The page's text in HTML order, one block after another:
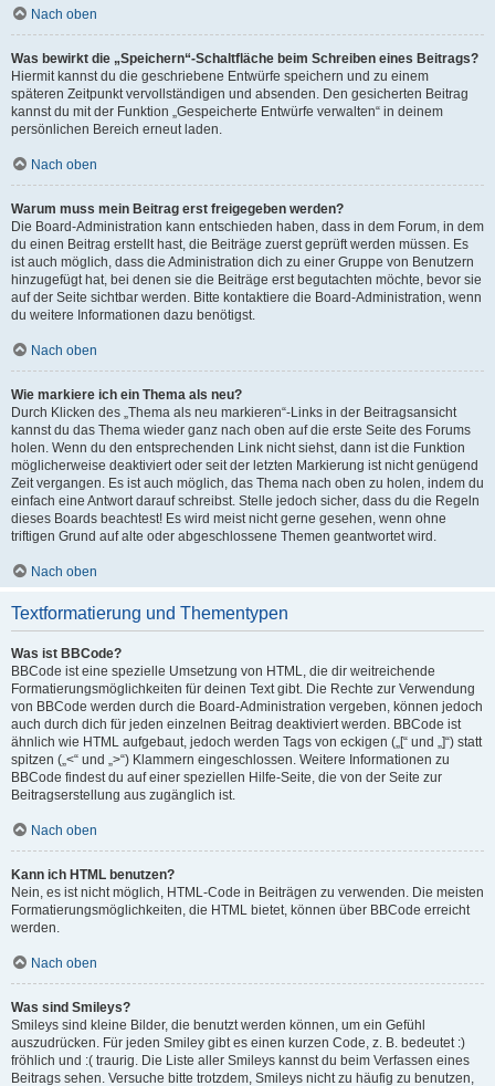
Nach oben
Was bewirkt die „Speichern“-Schaltfläche beim Schreiben eines Beitrags?
Hiermit kannst du die geschriebene Entwürfe speichern und zu einem
späteren Zeitpunkt vervollständigen und absenden. Den gesicherten Beitrag
kannst du mit der Funktion „Gespeicherte Entwürfe verwalten“ in deinem
persönlichen Bereich erneut laden.
Nach oben
Warum muss mein Beitrag erst freigegeben werden?
Die Board-Administration kann entschieden haben, dass in dem Forum, in dem
du einen Beitrag erstellt hast, die Beiträge zuerst geprüft werden müssen. Es
ist auch möglich, dass die Administration dich zu einer Gruppe von Benutzern
hinzugefügt hat, bei denen sie die Beiträge erst begutachten möchte, bevor sie
auf der Seite sichtbar werden. Bitte kontaktiere die Board-Administration, wenn
du weitere Informationen dazu benötigst.
Nach oben
Wie markiere ich ein Thema als neu?
Durch Klicken des „Thema als neu markieren“-Links in der Beitragsansicht
kannst du das Thema wieder ganz nach oben auf die erste Seite des Forums
holen. Wenn du den entsprechenden Link nicht siehst, dann ist die Funktion
möglicherweise deaktiviert oder seit der letzten Markierung ist nicht genügend
Zeit vergangen. Es ist auch möglich, das Thema nach oben zu holen, indem du
einfach eine Antwort darauf schreibst. Stelle jedoch sicher, dass du die Regeln
dieses Boards beachtest! Es wird meist nicht gerne gesehen, wenn ohne
triftigen Grund auf alte oder abgeschlossene Themen geantwortet wird.
Nach oben
Textformatierung und Thementypen
Was ist BBCode?
BBCode ist eine spezielle Umsetzung von HTML, die dir weitreichende
Formatierungsmöglichkeiten für deinen Text gibt. Die Rechte zur Verwendung
von BBCode werden durch die Board-Administration vergeben, können jedoch
auch durch dich für jeden einzelnen Beitrag deaktiviert werden. BBCode ist
ähnlich wie HTML aufgebaut, jedoch werden Tags von eckigen („[“ und „]“) statt
spitzen („<“ und „>“) Klammern eingeschlossen. Weitere Informationen zu
BBCode findest du auf einer speziellen Hilfe-Seite, die von der Seite zur
Beitragserstellung aus zugänglich ist.
Nach oben
Kann ich HTML benutzen?
Nein, es ist nicht möglich, HTML-Code in Beiträgen zu verwenden. Die meisten
Formatierungsmöglichkeiten, die HTML bietet, können über BBCode erreicht
werden.
Nach oben
Was sind Smileys?
Smileys sind kleine Bilder, die benutzt werden können, um ein Gefühl
auszudrücken. Für jeden Smiley gibt es einen kurzen Code, z. B. bedeutet :)
fröhlich und :( traurig. Die Liste aller Smileys kannst du beim Verfassen eines
Beitrags sehen. Versuche bitte trotzdem, Smileys nicht zu häufig zu benutzen,